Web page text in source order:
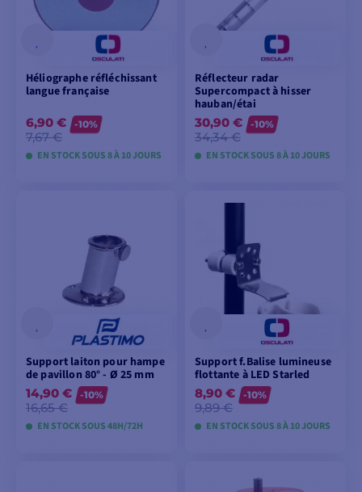
Héliographe réfléchissant
langue française
6,90 €
7,67 €
-10%
EN STOCK SOUS 8 À 10 JOURS
Réflecteur radar
Supercompact à hisser
hauban/étai
30,90 €
34,34 €
-10%
EN STOCK SOUS 8 À 10 JOURS
Support laiton pour hampe
de pavillon 80° - Ø 25 mm
14,90 €
16,65 €
-10%
EN STOCK SOUS 48H/72H
Support f.Balise lumineuse
flottante à LED Starled
8,90 €
9,89 €
-10%
EN STOCK SOUS 8 À 10 JOURS
VOIR LES MODÈLES